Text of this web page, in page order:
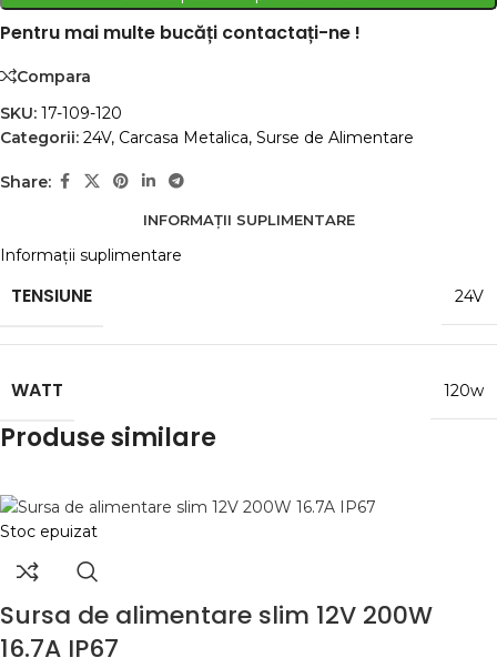
Pentru mai multe bucăți contactați-ne !
Compara
SKU: 17-109-120
Categorii: 24V, Carcasa Metalica, Surse de Alimentare
Share:
INFORMAȚII SUPLIMENTARE
Informații suplimentare
TENSIUNE 24V
WATT 120w
Produse similare
Stoc epuizat
Sursa de alimentare slim 12V 200W
16.7A IP67